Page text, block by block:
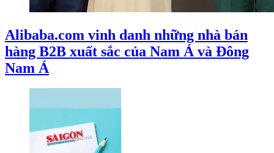
Alibaba.com vinh danh những nhà bán
hàng B2B xuất sắc của Nam Á và Đông
Nam Á